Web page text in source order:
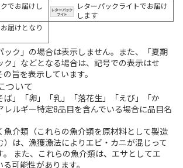
でお届けし
レターパックライトでお届け
します
届けとなり
ック」の場合は表示しません。また、「夏期
ク」などとなる場合は、記号での表示はせ
旨を表示しています。
ついて
ば」「卵」「乳」「落花生」「えび」「か
レルギー特定8品目を含んでいる場合に品目名
介類（これらの魚介類を原材料として製造
）は、漁獲漁法によりエビ・カニが混じって
。 また、これらの魚介類は、エサとしてエ
可能性があります。